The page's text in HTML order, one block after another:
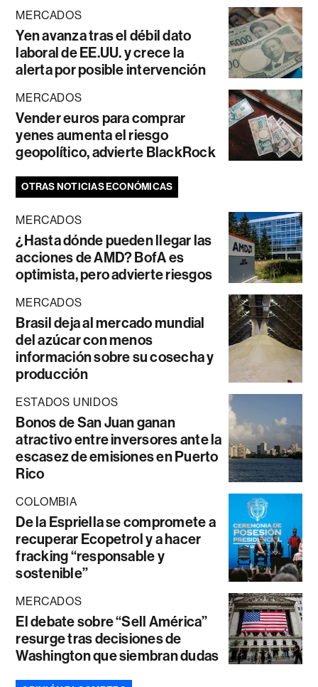
MERCADOS
Yen avanza tras el débil dato
laboral de EE.UU. y crece la
alerta por posible intervención
MERCADOS
Vender euros para comprar
yenes aumenta el riesgo
geopolítico, advierte BlackRock
OTRAS NOTICIAS ECONÓMICAS
MERCADOS
¿Hasta dónde pueden llegar las
acciones de AMD? BofA es
optimista, pero advierte riesgos
MERCADOS
Brasil deja al mercado mundial
del azúcar con menos
información sobre su cosecha y
producción
ESTADOS UNIDOS
Bonos de San Juan ganan
atractivo entre inversores ante la
escasez de emisiones en Puerto
Rico
COLOMBIA
De la Espriella se compromete a
recuperar Ecopetrol y a hacer
fracking “responsable y
sostenible”
MERCADOS
El debate sobre “Sell América”
resurge tras decisiones de
Washington que siembran dudas